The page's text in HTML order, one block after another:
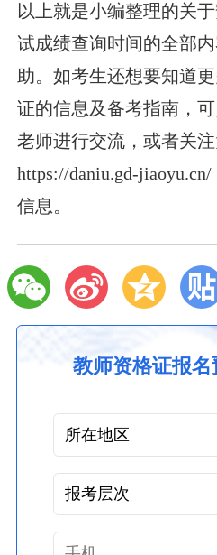
以上就是小编整理的关
试成绩查询时间的全部
助。如考生还想要知道
证的信息及备考指南，
老师进行交流，或者关
https://daniu.gd-
信息。
教师资格证报